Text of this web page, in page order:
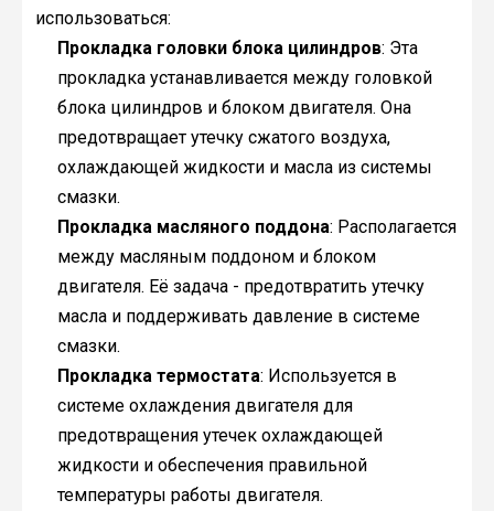
использоваться:
Прокладка головки блока цилиндров: Эта
прокладка устанавливается между головкой
блока цилиндров и блоком двигателя. Она
предотвращает утечку сжатого воздуха,
охлаждающей жидкости и масла из системы
смазки.
Прокладка масляного поддона: Располагается
между масляным поддоном и блоком
двигателя. Её задача - предотвратить утечку
масла и поддерживать давление в системе
смазки.
Прокладка термостата: Используется в
системе охлаждения двигателя для
предотвращения утечек охлаждающей
жидкости и обеспечения правильной
температуры работы двигателя.